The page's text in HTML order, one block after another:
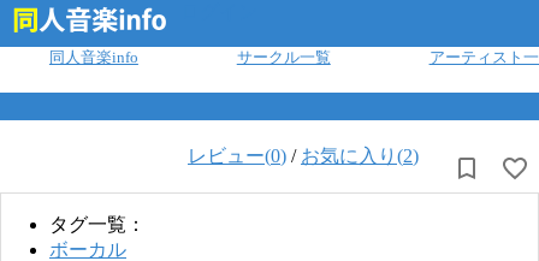
同人音楽info サークル一覧 アーティスト
レビュー(0) / お気に入り(2)
タグ一覧：
ボーカル